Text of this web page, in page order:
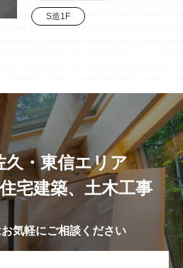
S造1F
久・東信エリア
宅建築、土木工事
気軽にご相談ください